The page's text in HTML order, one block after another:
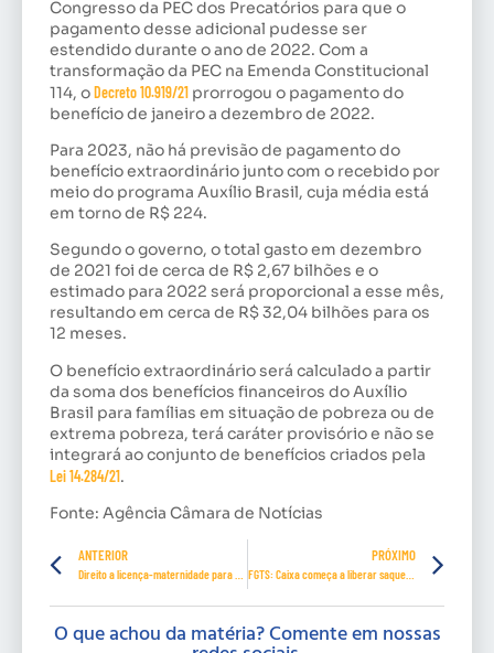
Congresso da PEC dos Precatórios para que o
pagamento desse adicional pudesse ser
estendido durante o ano de 2022. Com a
transformação da PEC na Emenda Constitucional
114, oDecreto 10.919/21 prorrogou o pagamento do
benefício de janeiro a dezembro de 2022.
Para 2023, não há previsão de pagamento do
benefício extraordinário junto com o recebido por
meio do programa Auxílio Brasil, cuja média está
em torno de R$ 224.
Segundo o governo, o total gasto em dezembro
de 2021 foi de cerca de R$ 2,67 bilhões e o
estimado para 2022 será proporcional a esse mês,
resultando em cerca de R$ 32,04 bilhões para os
12 meses.
O benefício extraordinário será calculado a partir
da soma dos benefícios financeiros do Auxílio
Brasil para famílias em situação de pobreza ou de
extrema pobreza, terá caráter provisório e não se
integrará ao conjunto de benefícios criados pela
Lei 14.284/21.
Fonte: Agência Câmara de Notícias
ANTERIOR PRÓXIMO
FGTS: Caixa começa a liberar saques de até R$ 1 mil; veja calendário
O que achou da matéria? Comente em nossas